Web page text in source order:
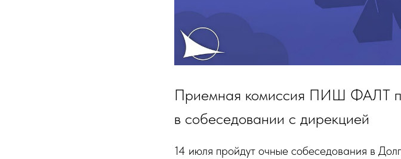
Приемная комиссия ПИШ ФАЛТ
в собеседовании с дирекцией
14 июля пройдут очные собеседования в